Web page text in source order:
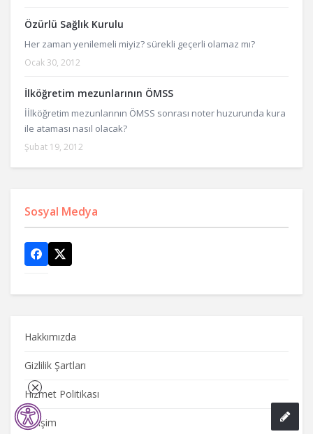
Özürlü Sağlık Kurulu
Her zaman yenilemeli miyiz? sürekli geçerli olamaz mı?
Ocak 30, 2012
İlköğretim mezunlarının ÖMSS
İİlköğretim mezunlarının ÖMSS sonrası noter huzurunda kura
ile ataması nasıl olacak?
Şubat 19, 2012
Sosyal Medya
Hakkımızda
Gizlilik Şartları
Hizmet Politikası
İletişim